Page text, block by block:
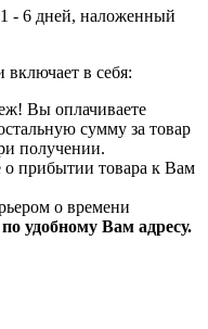
1 - 6 дней, наложенный
в себя:
Вы оплачиваете
сумму за товар
получении.
прибытии товара к Вам
о времени
по удобному Вам адресу.